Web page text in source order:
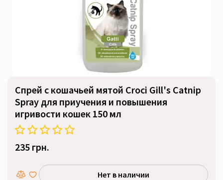
Спрей с кошачьей мятой Croci Gill's Catnip
Spray для приучения и повышения
игривости кошек 150 мл
235 грн.
Нет в наличии